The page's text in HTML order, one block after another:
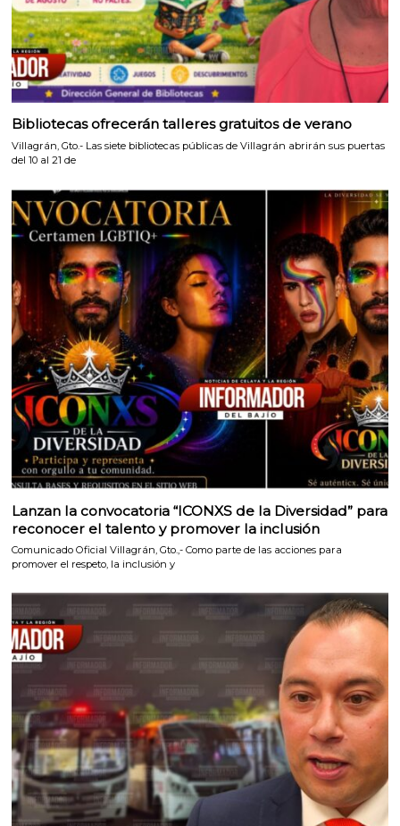
Bibliotecas ofrecerán talleres gratuitos de verano
Villagrán, Gto.- Las siete bibliotecas públicas de Villagrán abrirán sus puertas
del 10 al 21 de
Lanzan la convocatoria “ICONXS de la Diversidad” para
reconocer el talento y promover la inclusión
Comunicado Oficial Villagrán, Gto.,- Como parte de las acciones para
promover el respeto, la inclusión y